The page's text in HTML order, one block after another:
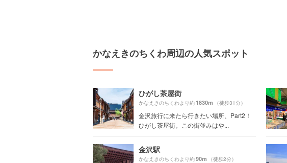
かなえきのちくわ周辺の人気スポット
ひがし茶屋街
かなえきのちくわより約1830m （徒歩31分）
金沢旅行に来たら行きたい場所、Part2！
ひがし茶屋街。この街並みはや...
金沢駅
かなえきのちくわより約90m （徒歩2分）